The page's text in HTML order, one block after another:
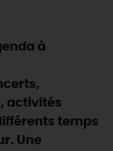
la Faïencerie de
Baludik
🎉
en 2026
à
activités
temps
Une